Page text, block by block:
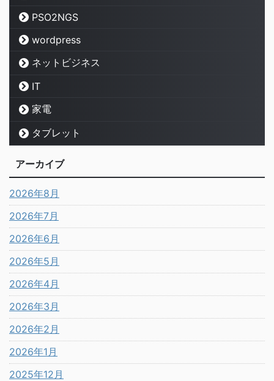
PSO2NGS
wordpress
ネットビジネス
IT
家電
タブレット
アーカイブ
2026年8月
2026年7月
2026年6月
2026年5月
2026年4月
2026年3月
2026年2月
2026年1月
2025年12月